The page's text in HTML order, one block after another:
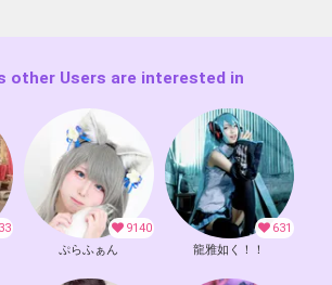
other Users are interested in
9140
ぷらふぁん
631
龍雅如く！！